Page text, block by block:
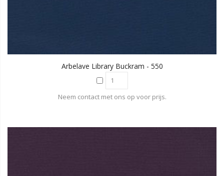
Arbelave Library Buckram - 550
Neem contact met ons op voor prijs.